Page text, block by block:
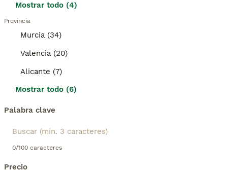
Mostrar todo (4)
Provincia
Murcia (34)
Valencia (20)
Alicante (7)
Mostrar todo (6)
Palabra clave
0/100 caracteres
Precio